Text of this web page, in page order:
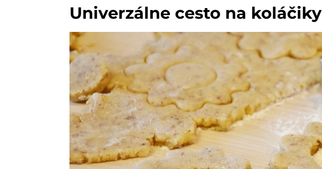
Univerzálne cesto na koláčiky